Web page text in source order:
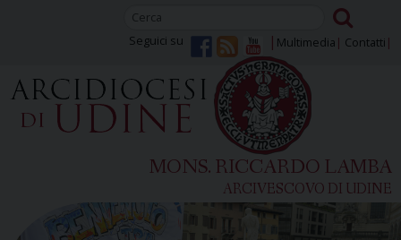
Multimedia Contatti
Seguici su
MONS. RICCARDO LAMBA
ARCIVESCOVO DI UDINE